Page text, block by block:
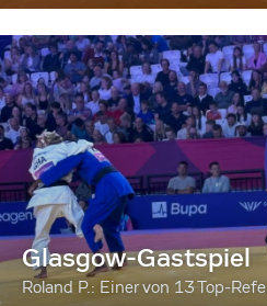
Glasgow-Gastspiel
Roland P.: Einer von 13 Top-